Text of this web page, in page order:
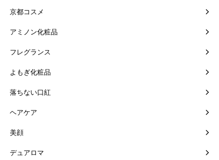
京都コスメ
アミノン化粧品
フレグランス
よもぎ化粧品
落ちない口紅
ヘアケア
美顔
デュアロマ